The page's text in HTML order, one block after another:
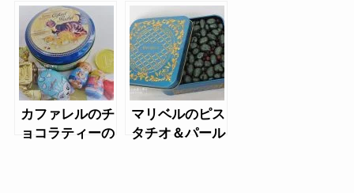
E）のガナッシ
ュチョコレート
ークッキー缶
カファレルのチ
ョコラティーの
マリベルのピス
タチオ＆パール